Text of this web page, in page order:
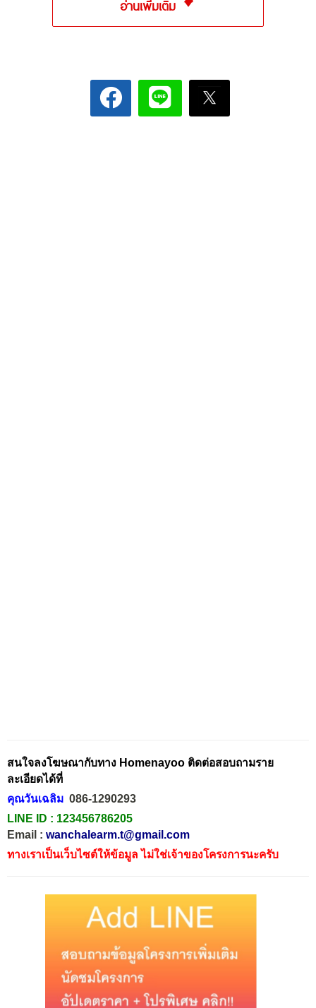
อ่านเพิ่มเติม
สนใจลงโฆษณากับทาง Homenayoo ติดต่อสอบถามราย
ละเอียดได้ที่
คุณวันเฉลิม 086-1290293
LINE ID : 123456786205
Email : wanchalearm.t@gmail.com
ทางเราเป็นเว็บไซต์ให้ข้อมูล ไม่ใช่เจ้าของโครงการนะครับ